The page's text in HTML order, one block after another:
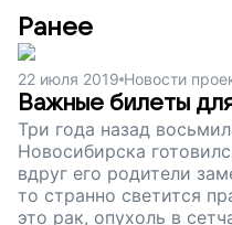
Ранее
22 июля 2019 Новости
Важные билеты
Три года назад
Новосибирска
вдруг его родители
то странно светится
это рак, опухоль в